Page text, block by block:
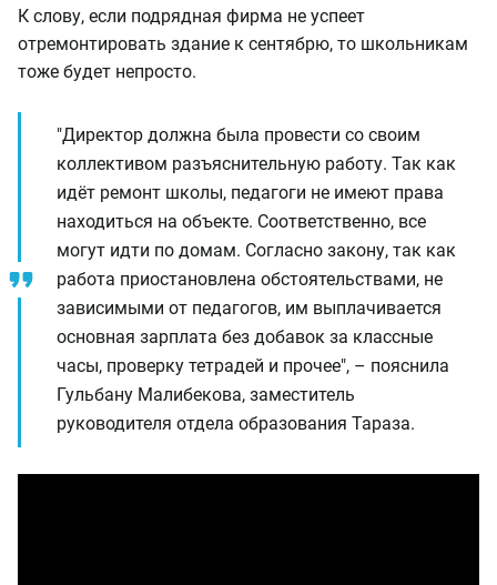
К слову, если подрядная фирма не успеет
отремонтировать здание к сентябрю, то школьникам
тоже будет непросто.
"Директор должна была провести со своим
коллективом разъяснительную работу. Так как
идёт ремонт школы, педагоги не имеют права
находиться на объекте. Соответственно, все
могут идти по домам. Согласно закону, так как
работа приостановлена обстоятельствами, не
зависимыми от педагогов, им выплачивается
основная зарплата без добавок за классные
часы, проверку тетрадей и прочее", – пояснила
Гульбану Малибекова, заместитель
руководителя отдела образования Тараза.